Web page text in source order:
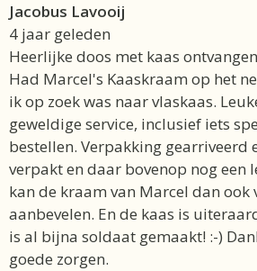
Jacobus Lavooij
4 jaar geleden
Heerlijke doos met kaas
Had Marcel's Kaaskraam op het
ik op zoek was naar vlaskaas.
geweldige service, inclusief iets
bestellen. Verpakking gearriveerd
verpakt en daar bovenop nog een
kan de kraam van Marcel dan ook
aanbevelen. En de kaas is
is al bijna soldaat gemaakt! :-)
goede zorgen.